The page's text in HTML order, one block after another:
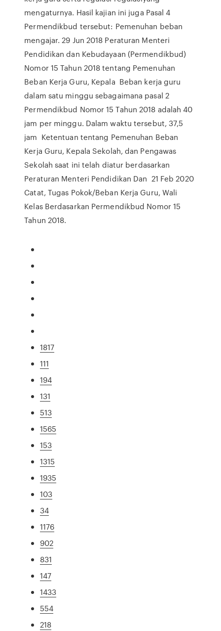
mengaturnya. Hasil kajian ini juga Pasal 4
Permendikbud tersebut: Pemenuhan beban
mengajar. 29 Jun 2018 Peraturan Menteri
Pendidikan dan Kebudayaan (Permendikbud)
Nomor 15 Tahun 2018 tentang Pemenuhan
Beban Kerja Guru, Kepala Beban kerja guru
dalam satu minggu sebagaimana pasal 2
Permendikbud Nomor 15 Tahun 2018 adalah 40
jam per minggu. Dalam waktu tersebut, 37,5
jam Ketentuan tentang Pemenuhan Beban
Kerja Guru, Kepala Sekolah, dan Pengawas
Sekolah saat ini telah diatur berdasarkan
Peraturan Menteri Pendidikan Dan 21 Feb 2020
Catat, Tugas Pokok/Beban Kerja Guru, Wali
Kelas Berdasarkan Permendikbud Nomor 15
Tahun 2018.
1817
111
194
131
513
1565
153
1315
1935
103
34
1176
902
831
147
1433
554
218